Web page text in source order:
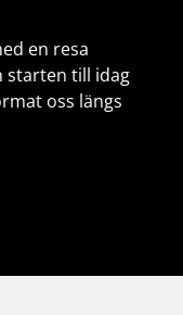
en resa
starten till idag
oss längs